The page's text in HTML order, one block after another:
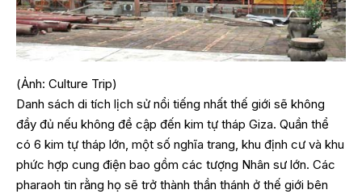
(Ảnh: Culture Trip)
Danh sách di tích lịch sử nổi tiếng nhất thế giới sẽ không
đầy đủ nếu không đề cập đến kim tự tháp Giza. Quần thể
có 6 kim tự tháp lớn, một số nghĩa trang, khu định cư và khu
phức hợp cung điện bao gồm các tượng Nhân sư lớn. Các
pharaoh tin rằng họ sẽ trở thành thần thánh ở thế giới bên